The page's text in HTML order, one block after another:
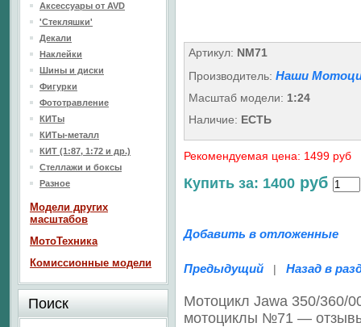
Артикул: NM71
Производитель: Наши
Масштаб модели: 1:24
Наличие: ЕСТЬ
Рекомендуемая цена: 1499 руб
Купить за: 1400 руб
Добавить в отложенные
Предыдущий | Назад в
Мотоцикл Jawa 350/360/
мотоциклы №71 —
Аксессуары от AVD
'Стекляшки'
Декали
Наклейки
Шины и диски
Фигурки
Фототравление
КИТы
КИТы-металл
КИТ (1:87, 1:72 и др.)
Стеллажи и боксы
Разное
Модели других
масштабов
МотоТехника
Комиссионные модели
Поиск